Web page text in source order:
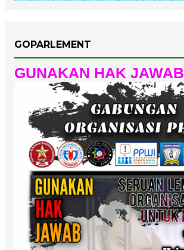
GOPARLEMENT
GUNAKAN HAK JAWAB